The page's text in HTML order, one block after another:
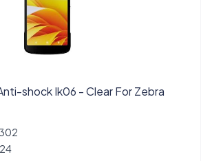
shock Ik06 - Clear For Zebra